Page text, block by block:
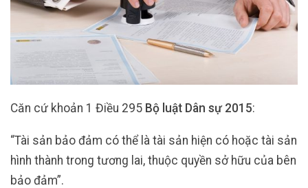
Căn cứ khoản 1 Điều 295 Bộ luật Dân sự 2015:
“Tài sản bảo đảm có thể là tài sản hiện có hoặc tài sản
hình thành trong tương lai, thuộc quyền sở hữu của bên
bảo đảm”.